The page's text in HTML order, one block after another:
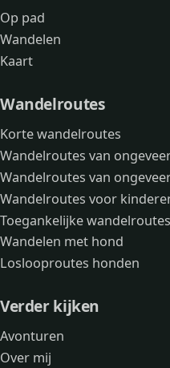
Op pad
Wandelen
Kaart
Wandelroutes
Korte wandelroutes
Wandelroutes van
Wandelroutes van
Wandelroutes voor
Toegankelijke wandelroutes
Wandelen met hond
Loslooproutes honden
Verder kijken
Avonturen
Over mij